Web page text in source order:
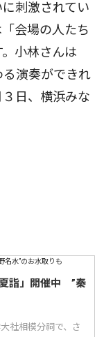
刺激されてい
会場の人たち
小林さんは
る演奏ができれ
日、横浜みな
詣」開催中 ”秦
社相模分祠で、さ